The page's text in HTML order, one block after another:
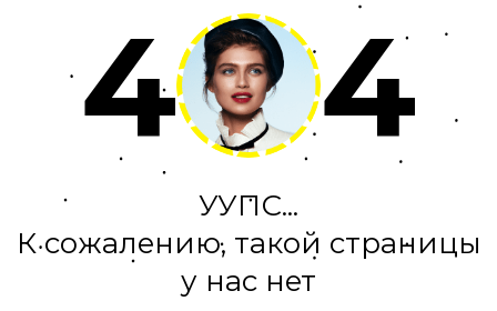
4 4
УУПС...
К сожалению, такой страницы
у нас нет